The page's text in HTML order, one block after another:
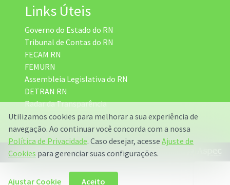
Links Úteis
Governo do Estado do RN
Tribunal de Contas do RN
FECAM RN
FEMURN
Assembleia Legislativa do RN
DETRAN RN
Radar da Transparência
Desenvolvido por:
Utilizamos cookies para melhorar a sua experiência de
navegação. Ao continuar você concorda com a nossa
Política de Privacidade. Caso desejar, acesse Ajuste de
Cookies para gerenciar suas configurações.
Ajustar Cookie Aceito